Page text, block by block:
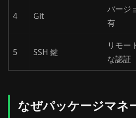
4 Git
バージ
有
5 SSH 鍵
リモー
な認証
なぜパッケージマネ